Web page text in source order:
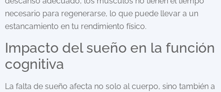
necesario para regenerarse, lo que puede llevar a un
estancamiento en tu rendimiento físico.
Impacto del sueño en la función
cognitiva
La falta de sueño afecta no solo al cuerpo, sino también a